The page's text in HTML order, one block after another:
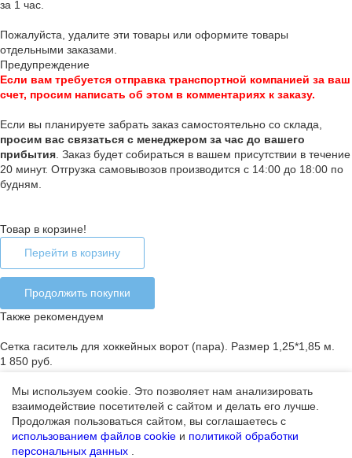
Мы используем cookie. Это позволяет нам анализировать
взаимодействие посетителей с сайтом и делать его лучше.
Продолжая пользоваться сайтом, вы соглашаетесь с
использованием файлов cookie и политикой обработки
персональных данных
за 1 час.
Пожалуйста, удалите эти товары или оформите товары
отдельными заказами.
Предупреждение
Если вам требуется отправка транспортной компанией за ваш
счет, просим написать об этом в комментариях к заказу.
Если вы планируете забрать заказ самостоятельно со склада,
просим вас связаться с менеджером за час до вашего
прибытия . Заказ будет собираться в вашем присутствии в течение
20 минут. Отгрузка самовывозов производится с 14:00 до 18:00 по
будням.
Товар в корзине!
Перейти в корзину
Продолжить покупки
Также рекомендуем
Сетка гаситель для хоккейных ворот (пара). Размер 1,25*1,85 м.
1 850 руб.
Ошибка добавления товара в корзину
Закончился лимит на покупку товара или товар отсутствует
Продолжить покупки